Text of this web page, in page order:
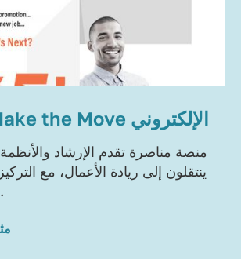
موقع e2E Make the Move الإلكتروني
منصة مناصرة تقدم الإرشاد
ينتقلون إلى ريادة الأعمال، مع
والعمل الجماعي.